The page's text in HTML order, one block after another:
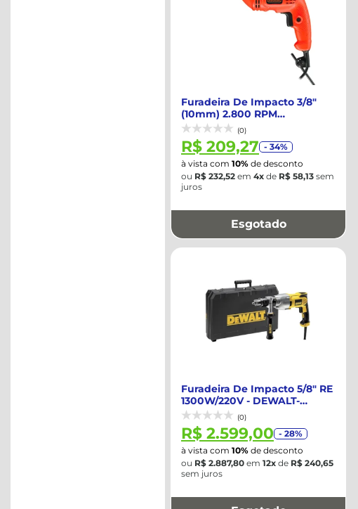
Furadeira De Impacto 3/8"
(10mm) 2.800 RPM
560W/220V - BLAC...
(0)
R$ 209,27 - 34%
à vista com 10% de desconto
ou R$ 232,52 em 4x de R$ 58,13 sem
juros
Esgotado
Furadeira De Impacto 5/8" RE
1300W/220V - DEWALT-
D21570KB2
(0)
R$ 2.599,00 - 28%
à vista com 10% de desconto
ou R$ 2.887,80 em 12x de R$ 240,65
sem juros